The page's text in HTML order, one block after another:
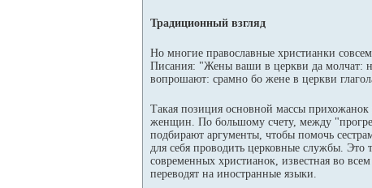
Традиционный взгляд
Но многие православные христианки
Писания: "Жены ваши в церкви да молчат:
вопрошают: срамно бо жене в церкви
Такая позиция основной массы
женщин. По большому счету, между
подбирают аргументы, чтобы помочь
для себя проводить церковные службы. Это
современных христианок, известная во
переводят на иностранные языки.